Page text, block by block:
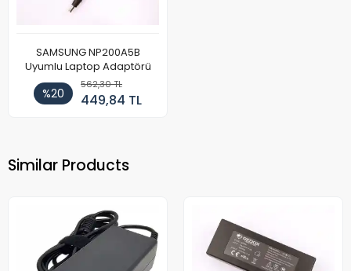
SAMSUNG NP200A5B
Uyumlu Laptop Adaptörü
%20
562,30 TL
449,84 TL
Similar Products